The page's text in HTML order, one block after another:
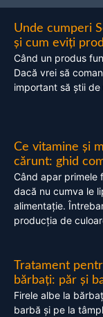
Unde cumperi
și cum eviți
Când un produs
Dacă vrei să
important să știi
Ce vitamine și
cărunt: ghid
Când apar primele
dacă nu cumva le
alimentație.
producția de
Tratament
bărbați: păr și
Firele albe la
barbă și pe la